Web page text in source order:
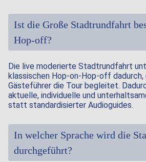
Ist die Große Stadtrundfahrt
Hop-off?
Die live moderierte Stadtrundfahrt
klassischen Hop-on-Hop-off dadurch,
Gästeführer die Tour begleitet.
aktuelle, individuelle und
statt standardisierter Audioguides.
In welcher Sprache wird die
durchgeführt?